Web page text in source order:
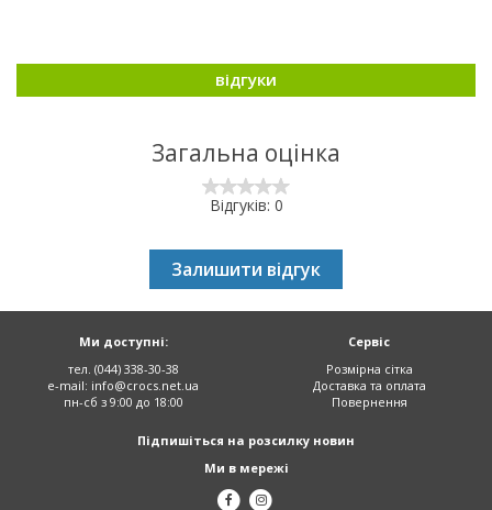
відгуки
Загальна оцінка
Відгуків: 0
Залишити відгук
Сервіс
Розмірна сітка
Доставка та оплата
Повернення
Ми доступні:
тел. (044) 338-30-38
e-mail: info@crocs.net.ua
пн-сб з 9:00 до 18:00
Підпишіться на розсилку новин
Ми в мережі